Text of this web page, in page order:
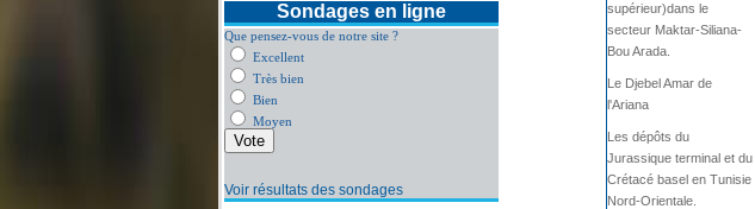
Sondages en ligne
Que pensez-vous de notre site ?
Excellent
Très bien
Bien
Moyen
Voir résultats des sondages
supérieur)dans le
secteur Maktar-Siliana-
Bou Arada.
Le Djebel Amar de
l'Ariana
Les dépôts du
Jurassique terminal et du
Crétacé basel en Tunisie
Nord-Orientale.